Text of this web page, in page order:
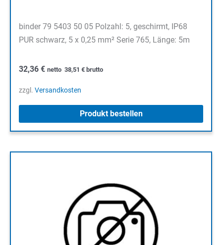
binder 79 5403 50 05 Polzahl: 5, geschirmt, IP68
PUR schwarz, 5 x 0,25 mm² Serie 765, Länge: 5m
32,36 € netto 38,51 € brutto
zzgl. Versandkosten
Produkt bestellen